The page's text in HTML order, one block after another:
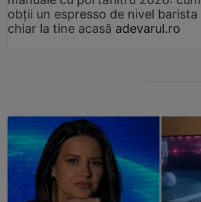
obții un espresso de nivel barista
chiar la tine acasă adevarul.ro